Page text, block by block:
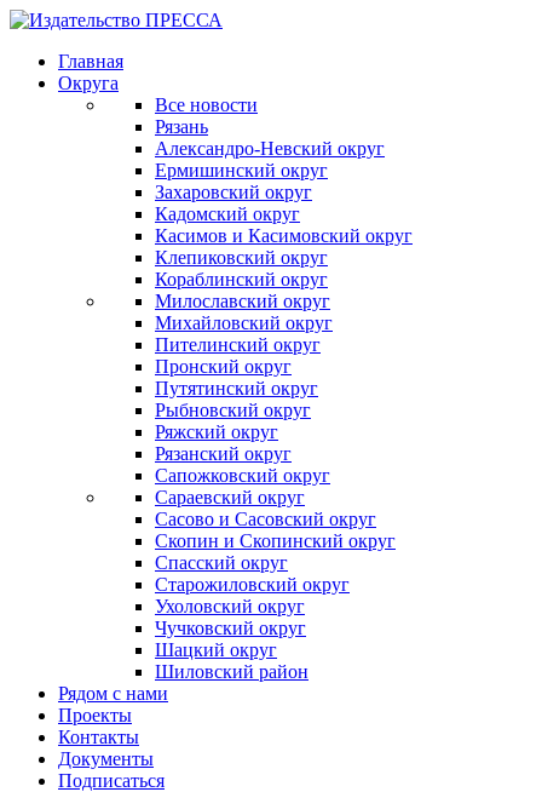
Главная
Округа
Все новости
Рязань
Александро-Невский округ
Ермишинский округ
Захаровский округ
Кадомский округ
Касимов и Касимовский округ
Клепиковский округ
Кораблинский округ
Милославский округ
Михайловский округ
Пителинский округ
Пронский округ
Путятинский округ
Рыбновский округ
Ряжский округ
Рязанский округ
Сапожковский округ
Сараевский округ
Сасово и Сасовский округ
Скопин и Скопинский округ
Спасский округ
Старожиловский округ
Ухоловский округ
Чучковский округ
Шацкий округ
Шиловский район
Рядом с нами
Проекты
Контакты
Документы
Подписаться